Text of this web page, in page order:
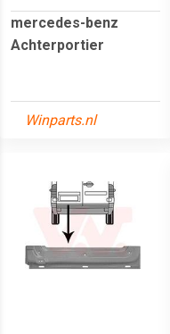
mercedes-benz
Achterportier
Winparts.nl